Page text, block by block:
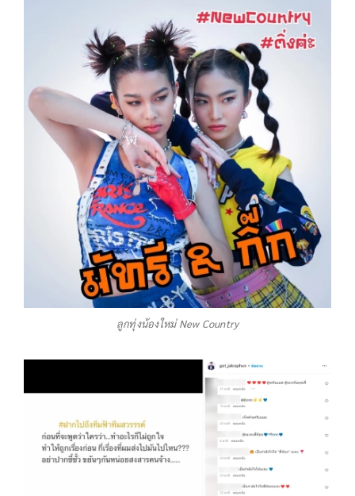
ลูกทุ่งน้องใหม่ New Country